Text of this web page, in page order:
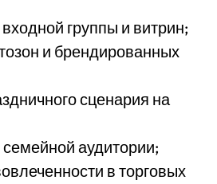
группы и витрин;
и брендированных
сценария на
аудитории;
в торговых